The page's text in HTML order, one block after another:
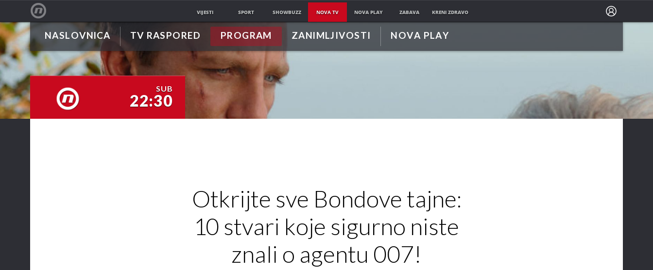
NOVA TV
VIJESTI SPORT SHOWBUZZ NOVA TV NOVA PLAY ZABAVA KRENI ZDRAVO
NASLOVNICA TV RASPORED PROGRAM ZANIMLJIVOSTI NOVA PLAY
SUB
22:30
Otkrijte sve Bondove tajne:
10 stvari koje sigurno niste
znali o agentu 007!